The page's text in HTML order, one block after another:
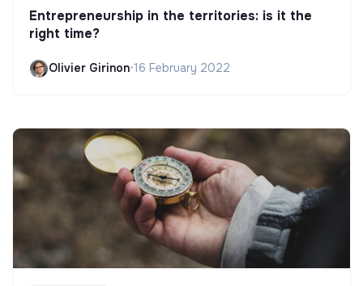
Entrepreneurship in the territories: is it the
right time?
Olivier Girinon•16 February 2022